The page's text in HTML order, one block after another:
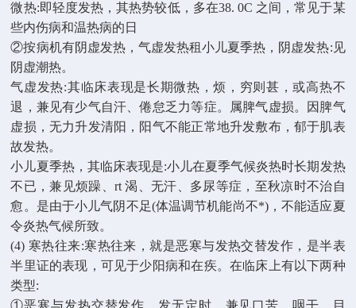
微热:即轻度发热，其热势较低，多在38. 0C 之间，常见于某
些内伤病和温热病的日
②按病机有阴虚发热，气虚发热租小儿夏季热，阴虚发热:见
阴虚潮热。
气虚发热:其临床表现是长期微热，烦，穷则甚，或高热不
退，兼见有少气自汗、倦怠乏力等症。属脾气虚损。因脾气
虚损，无力升发清阳，阳气不能正常地升发敷布，郁于肌表
故发热。
小儿夏季热，其临床表现是:小儿在夏季气候炎热时长期发热
不已，兼见烦躁、rt 渴、无汗、多尿等症，至秋凉时不治自
愈。是由于小儿气阴不足(体温调节机能尚不*)，不能适应夏
令炎热气候所致。
(4) 寒热往来:寒热往来，就是恶寒与发热交替发作，是半表
半里证的表现，可见于少阳病和在疾。在临床上有以下两种
类型:
①恶寒与发热交替发作，发无定时，兼见口苦、咽干、目